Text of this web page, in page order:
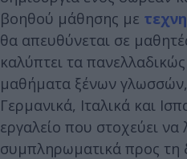
βοηθού μάθησης με
θα απευθύνεται σε
καλύπτει τα
μαθήματα ξένων
Γερμανικά, Ιταλικά και
εργαλείο που στοχεύει να
συμπληρωματικά προς τη